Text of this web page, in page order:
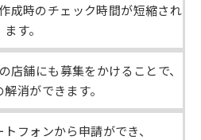
成時のチェック時間が短縮され
ます。
店舗にも募集をかけることで、
消ができます。
フォンから申請ができ、